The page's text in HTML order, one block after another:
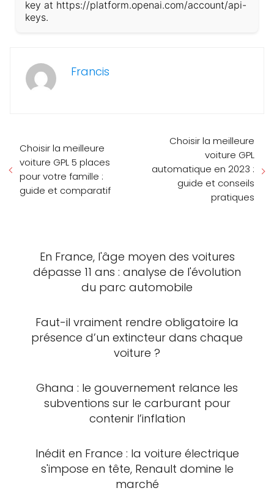
key at https://platform.openai.com/account/api-
keys.
Francis
Choisir la meilleure
voiture GPL 5 places
pour votre famille :
guide et comparatif
Choisir la meilleure
voiture GPL
automatique en 2023 :
guide et conseils
pratiques
En France, l'âge moyen des voitures
dépasse 11 ans : analyse de l'évolution
du parc automobile
Faut-il vraiment rendre obligatoire la
présence d’un extincteur dans chaque
voiture ?
Ghana : le gouvernement relance les
subventions sur le carburant pour
contenir l’inflation
Inédit en France : la voiture électrique
s'impose en tête, Renault domine le
marché